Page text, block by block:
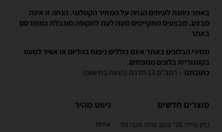
באתר ניתנת לעיתים הנחה על המחיר הקטלוגי. הנחה זו אינה
מבצע. מבצעים מתקיימים מעת לעת לתקופה מוגבלת כמפורסם
באתר
מחירי הבלונים באתר אינם כוללים ניפוח בהליום או אוויר למעט
בקטגוריית בלונים מנופחים.
כתובתנו – רמב"ם 13 חדרה (הגעה בתיאום)
מוצרים חדשים
בלון מיילר 26" צהוב עולה מכבי תל
ניווט מהיר
אודות